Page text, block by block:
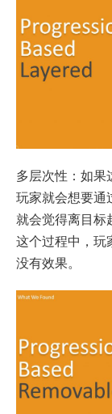
多层次性：如果
玩家就会想要通
就会觉得离目标
这个过程中，玩
没有效果。